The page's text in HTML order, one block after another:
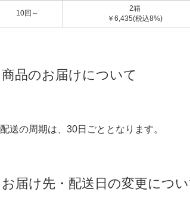
10回～
2箱
￥6,435(税込8%)
商品のお届けについて
配送の周期は、30日ごととなります。
お届け先・配送日の変更につ